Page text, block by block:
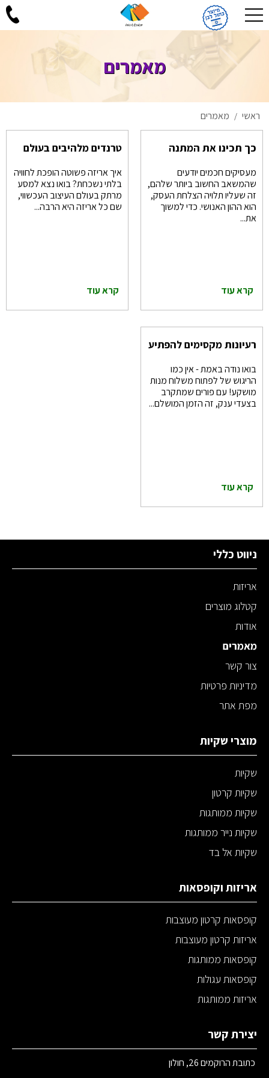
מאמרים
ראשי / מאמרים
כך תכינו את המתנה
לקראת ראש השנה
מעסיקים חכמים יודעים
שהמשאב החשוב ביותר שלהם,
זה שעליו תלויה הצלחת העסק,
הוא ההון האנושי. כדי למשוך
את...
קרא עוד
טרנדים מלהיבים בעולם
איך אריזה פשוטה הופכת לחוויה
בלתי נשכחת? בואו נצא למסע
מרתק בעולם העיצוב העכשווי,
שם כל אריזה היא הרבה...
קרא עוד
רעיונות מקסימים להפתיע
2025
בואו נודה באמת - אין כמו
הריגוש של לפתוח משלוח מנות
מושקע! עם פורים שמתקרב
בצעדי ענק, זה הזמן המושלם...
קרא עוד
ניווט כללי
אריזות
קטלוג מוצרים
אודות
מאמרים
צור קשר
מדיניות פרטיות
מפת אתר
מוצרי שקיות
שקיות
שקיות קרטון
שקיות ממותגות
שקיות נייר ממותגות
שקיות אל בד
אריזות וקופסאות
קופסאות קרטון מעוצבות
אריזות קרטון מעוצבות
קופסאות ממותגות
קופסאות עגולות
אריזות ממותגות
יצירת קשר
כתובת הרוקמים 26, חולון